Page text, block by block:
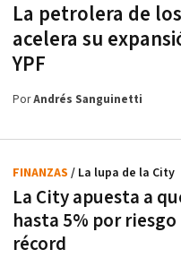
La petrolera de
acelera su
YPF
PorAndrés Sanguinetti
La City apuesta a
hasta 5% por
récord
FINANZAS / La lupa de la City